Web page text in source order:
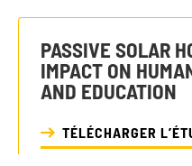
PASSIVE SOLAR
IMPACT ON
AND EDUCATION
TÉLÉCHARGER